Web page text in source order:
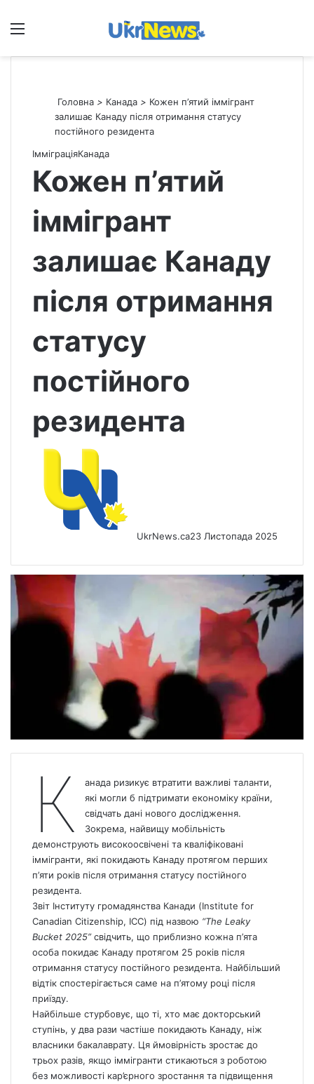
Меню
Головна > Канада > Кожен п’ятий іммігрант
залишає Канаду після отримання статусу
постійного резидента
ІмміграціяКанада
Кожен п’ятий
іммігрант
залишає Канаду
після отримання
статусу
постійного
резидента
UkrNews.ca23 Листопада 2025
К анадаризикує втратити важливі таланти,
які могли б підтримати економіку країни,
свідчать дані нового дослідження.
Зокрема, найвищу мобільність
демонструють високоосвічені та кваліфіковані
іммігранти, які покидають Канаду протягом перших
п’яти років після отримання статусу постійного
резидента.
Звіт Інституту громадянства Канади (Institute for
Canadian Citizenship, ICC) під назвою “The Leaky
Bucket 2025”свідчить, що приблизно кожна п’ята
особа покидає Канаду протягом 25 років після
отримання статусу постійного резидента. Найбільший
відтік спостерігається саме на п’ятому році після
приїзду.
Найбільше стурбовує, що ті, хто має докторський
ступінь, у два рази частіше покидають Канаду, ніж
власники бакалаврату. Ця ймовірність зростає до
трьох разів, якщо іммігранти стикаються з роботою
без можливості кар’єрного зростання та підвищення